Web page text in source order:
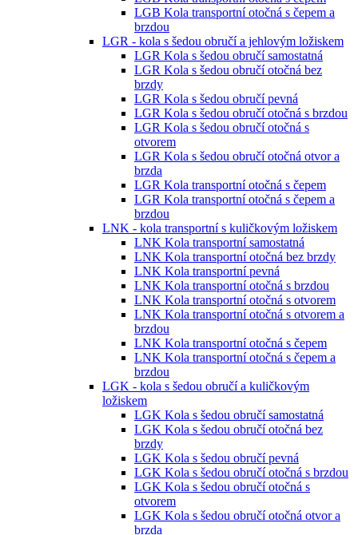
LGB Kola transportní otočná s čepem a
brzdou
LGR - kola s šedou obručí a jehlovým ložiskem
LGR Kola s šedou obručí samostatná
LGR Kola s šedou obručí otočná bez
brzdy
LGR Kola s šedou obručí pevná
LGR Kola s šedou obručí otočná s brzdou
LGR Kola s šedou obručí otočná s
otvorem
LGR Kola s šedou obručí otočná otvor a
brzda
LGR Kola transportní otočná s čepem
LGR Kola transportní otočná s čepem a
brzdou
LNK - kola transportní s kuličkovým ložiskem
LNK Kola transportní samostatná
LNK Kola transportní otočná bez brzdy
LNK Kola transportní pevná
LNK Kola transportní otočná s brzdou
LNK Kola transportní otočná s otvorem
LNK Kola transportní otočná s otvorem a
brzdou
LNK Kola transportní otočná s čepem
LNK Kola transportní otočná s čepem a
brzdou
LGK - kola s šedou obručí a kuličkovým
ložiskem
LGK Kola s šedou obručí samostatná
LGK Kola s šedou obručí otočná bez
brzdy
LGK Kola s šedou obručí pevná
LGK Kola s šedou obručí otočná s brzdou
LGK Kola s šedou obručí otočná s
otvorem
LGK Kola s šedou obručí otočná otvor a
brzda